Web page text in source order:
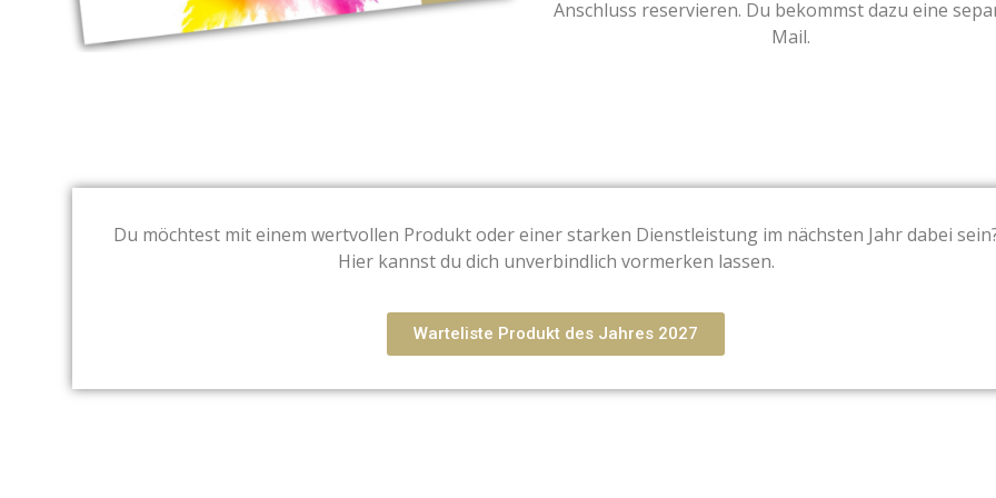
Anschluss reservieren. Du bekommst dazu eine
Mail.
Du möchtest mit einem wertvollen Produkt oder einer starken Dienstleistung im nächsten Jahr dabei
Hier kannst du dich unverbindlich vormerken lassen.
Warteliste Produkt des Jahres 2027